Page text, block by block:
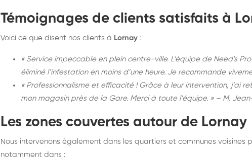
Témoignages de clients satisfaits à
Voici ce que disent nos clients à Lornay :
« Service impeccable en plein centre-ville. L’équipe de Need's
éliminé l’infestation en moins d’une heure. Je recommande
« Professionnalisme et efficacité ! Grâce à leur intervention, j’ai
mon magasin près de la Gare. Merci à toute l’équipe. » – M.
Les zones couvertes autour de Lornay
Nous intervenons également dans les quartiers et communes voisines
notamment dans :